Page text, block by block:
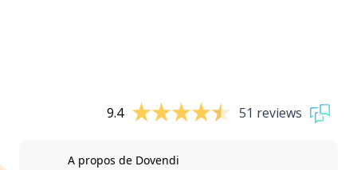
9.4 51 reviews
A propos de Dovendi